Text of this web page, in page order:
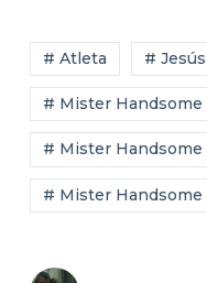
# Atleta #
# Mister Handsome
# Mister Handsome
# Mister Handsome